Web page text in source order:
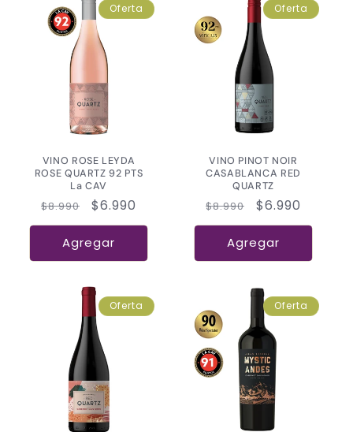
Oferta
VINO ROSE LEYDA
ROSE QUARTZ 92 PTS
La CAV
Precio
habitual
$8.990
Precio
de
oferta
$6.990
Agregar
Oferta
VINO PINOT NOIR
CASABLANCA RED
QUARTZ
Precio
habitual
$8.990
Precio
de
oferta
$6.990
Agregar
Oferta Oferta